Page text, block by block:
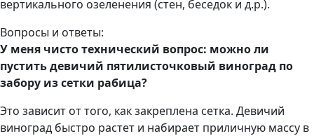
вертикального озеленения (стен, беседок и д.р.).
Вопросы и ответы:
У меня чисто технический вопрос: можно ли
пустить девичий пятилисточковый виноград по
забору из сетки рабица?
Это зависит от того, как закреплена сетка. Девичий
виноград быстро растет и набирает приличную массу в